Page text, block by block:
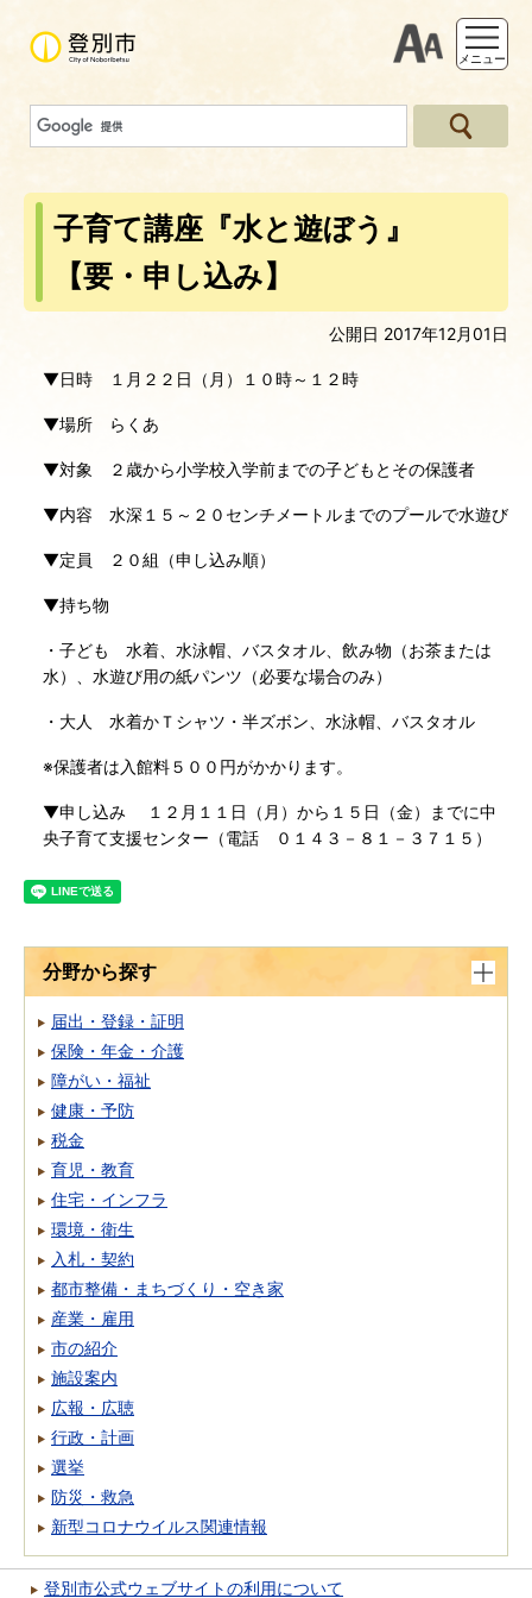
支援ツー
メニュー
子育て講座『水と遊ぼう』
【要・申し込み】
公開日 2017年12月01日
▼日時 １月２２日（月）１０時～１２時
▼場所 らくあ
▼対象 ２歳から小学校入学前までの子どもとその保護者
▼内容 水深１５～２０センチメートルまでのプールで水遊び
▼定員 ２０組（申し込み順）
▼持ち物
・子ども 水着、水泳帽、バスタオル、飲み物（お茶または
水）、水遊び用の紙パンツ（必要な場合のみ）
・大人 水着かＴシャツ・半ズボン、水泳帽、バスタオル
※保護者は入館料５００円がかかります。
▼申し込み １２月１１日（月）から１５日（金）までに中
央子育て支援センター（電話 ０１４３－８１－３７１５）
分野から探す
届出・登録・証明
保険・年金・介護
障がい・福祉
健康・予防
税金
育児・教育
住宅・インフラ
環境・衛生
入札・契約
都市整備・まちづくり・空き家
産業・雇用
市の紹介
施設案内
広報・広聴
行政・計画
選挙
防災・救急
新型コロナウイルス関連情報
登別市公式ウェブサイトの利用について